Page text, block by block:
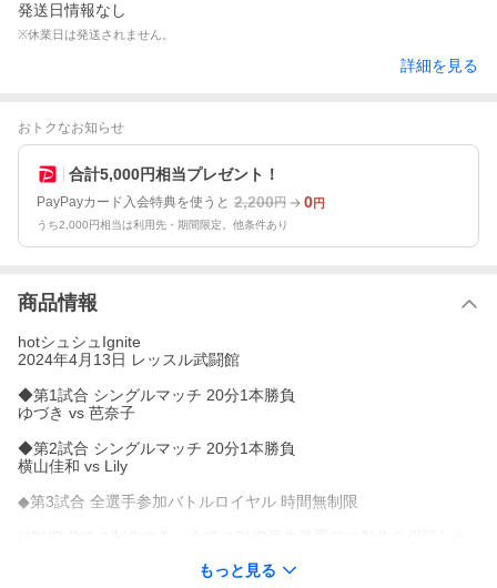
発送日情報なし
※休業日は発送されません。
詳細を見る
おトクなお知らせ
合計5,000円相当プレゼント！
PayPayカード入会特典を使うと 2,200円 0円
うち2,000円相当は利用先・期間限定。他条件あり
商品情報
hotシュシュIgnite
2024年4月13日 レッスル武闘館
◆第1試合 シングルマッチ 20分1本勝負
ゆづき vs 芭奈子
◆第2試合 シングルマッチ 20分1本勝負
横山佳和 vs Lily
◆第3試合 全選手参加バトルロイヤル 時間無制限
もっと見る